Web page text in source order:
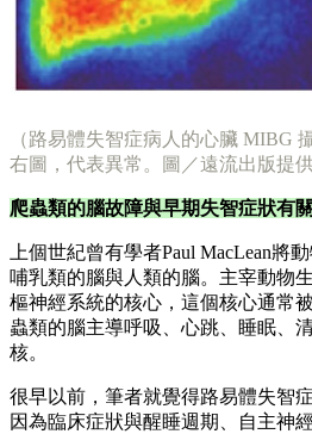
（路易體失智症病人的心臟 MIBG
右圖，代表異常。圖／遠流出版提供
爬蟲類的腦故障與早期失智症狀有關
上個世紀曾有學者Paul MacLean將
哺乳類的腦與人類的腦。主宰動物
樞神經系統的核心，這個核心通常
蟲類的腦主導呼吸、心跳、睡眠、
核。
很早以前，筆者就覺得路易體失智
因為臨床症狀與醒睡週期、自主神